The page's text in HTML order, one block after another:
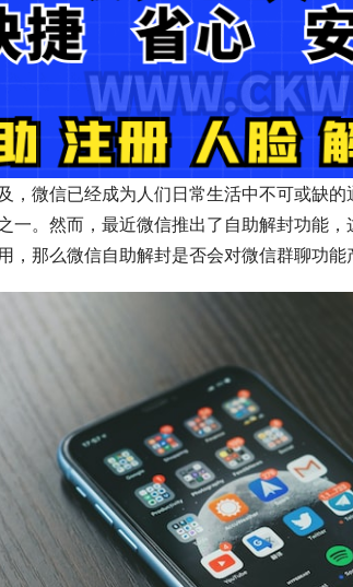
，微信已经成为人们日常生活中不可或缺
一。然而，最近微信推出了自助解封功能
，那么微信自助解封是否会对微信群聊功能